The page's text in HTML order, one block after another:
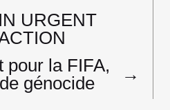
URGENT
pour la FIFA,
génocide
→